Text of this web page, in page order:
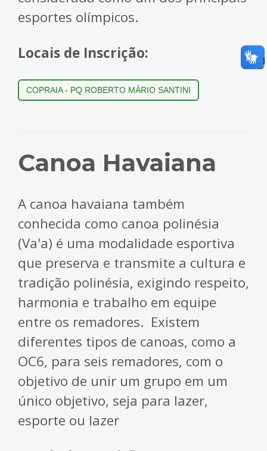
esportes olímpicos.
Locais de Inscrição:
COPRAIA - PQ ROBERTO MÁRIO SANTINI
Canoa Havaiana
A canoa havaiana também
conhecida como canoa polinésia
(Va'a) é uma modalidade esportiva
que preserva e transmite a cultura e
tradição polinésia, exigindo respeito,
harmonia e trabalho em equipe
entre os remadores. Existem
diferentes tipos de canoas, como a
OC6, para seis remadores, com o
objetivo de unir um grupo em um
único objetivo, seja para lazer,
esporte ou lazer